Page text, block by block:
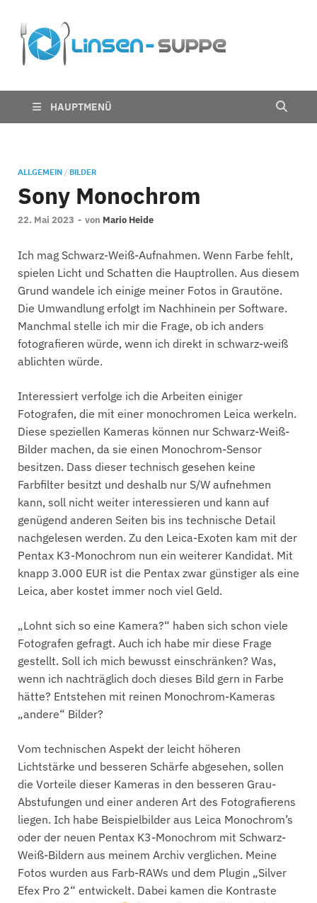
Suppe
HAUPTMENÜ
ALLGEMEIN / BILDER
Sony Monochrom
22. Mai 2023 - von Mario Heide
Ich mag Schwarz-Weiß-Aufnahmen. Wenn Farbe fehlt,
spielen Licht und Schatten die Hauptrollen. Aus diesem
Grund wandele ich einige meiner Fotos in Grautöne.
Die Umwandlung erfolgt im Nachhinein per Software.
Manchmal stelle ich mir die Frage, ob ich anders
fotografieren würde, wenn ich direkt in schwarz-weiß
ablichten würde.
Interessiert verfolge ich die Arbeiten einiger
Fotografen, die mit einer monochromen Leica werkeln.
Diese speziellen Kameras können nur Schwarz-Weiß-
Bilder machen, da sie einen Monochrom-Sensor
besitzen. Dass dieser technisch gesehen keine
Farbfilter besitzt und deshalb nur S/W aufnehmen
kann, soll nicht weiter interessieren und kann auf
genügend anderen Seiten bis ins technische Detail
nachgelesen werden. Zu den Leica-Exoten kam mit der
Pentax K3-Monochrom nun ein weiterer Kandidat. Mit
knapp 3.000 EUR ist die Pentax zwar günstiger als eine
Leica, aber kostet immer noch viel Geld.
„Lohnt sich so eine Kamera?“ haben sich schon viele
Fotografen gefragt. Auch ich habe mir diese Frage
gestellt. Soll ich mich bewusst einschränken? Was,
wenn ich nachträglich doch dieses Bild gern in Farbe
hätte? Entstehen mit reinen Monochrom-Kameras
„andere“ Bilder?
Vom technischen Aspekt der leicht höheren
Lichtstärke und besseren Schärfe abgesehen, sollen
die Vorteile dieser Kameras in den besseren Grau-
Abstufungen und einer anderen Art des Fotografierens
liegen. Ich habe Beispielbilder aus Leica Monochrom’s
oder der neuen Pentax K3-Monochrom mit Schwarz-
Weiß-Bildern aus meinem Archiv verglichen. Meine
Fotos wurden aus Farb-RAWs und dem Plugin „Silver
Efex Pro 2“ entwickelt. Dabei kamen die Kontraste